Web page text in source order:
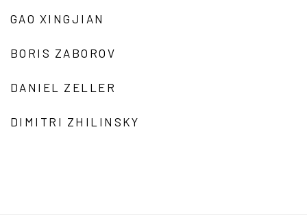
GAO XINGJIAN
BORIS ZABOROV
DANIEL ZELLER
DIMITRI ZHILINSKY